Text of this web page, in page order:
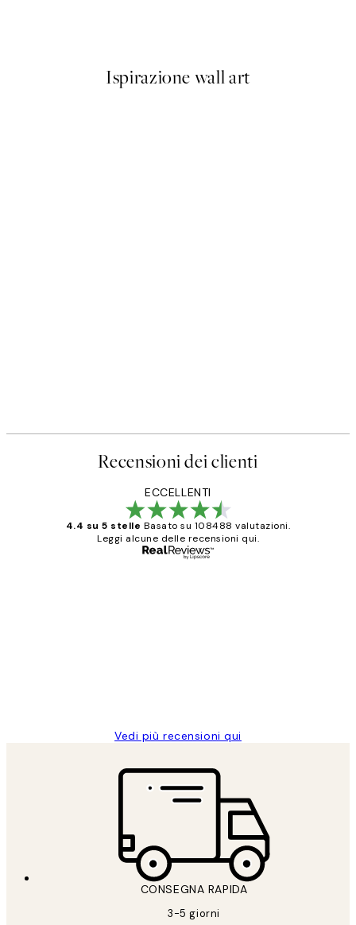
Ispirazione wall art
Recensioni dei clienti
ECCELLENTI
4.4 su 5 stelle Basato su 108488 valutazioni.
Leggi alcune delle recensioni qui.
Vedi più recensioni qui
CONSEGNA RAPIDA
3-5 giorni